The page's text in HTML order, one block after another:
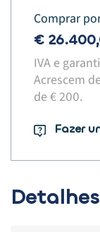
Comprar
€
IVA e
Acrescem
de € 200.​
Fazer